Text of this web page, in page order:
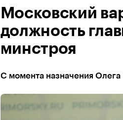
Московский
должность
минстроя
С момента назначения